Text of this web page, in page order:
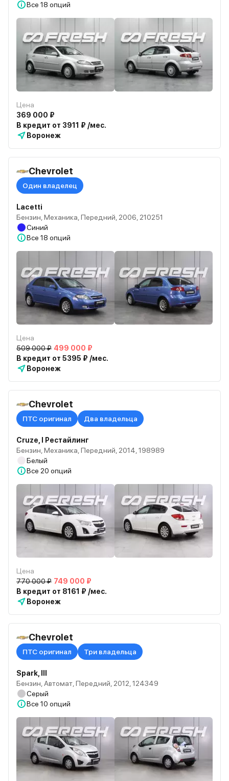
Все 18 опций
Цена
369 000 ₽
В кредит от 3911 ₽ /мес.
Воронеж
Chevrolet
Один владелец
Lacetti
Бензин, Механика, Передний, 2006, 210251
Синий
Все 18 опций
Цена
509 000 ₽ 499 000 ₽
В кредит от 5395 ₽ /мес.
Воронеж
Chevrolet
ПТС оригинал Два владельца
Cruze, I Рестайлинг
Бензин, Механика, Передний, 2014, 198989
Белый
Все 20 опций
Цена
770 000 ₽ 749 000 ₽
В кредит от 8161 ₽ /мес.
Воронеж
Chevrolet
ПТС оригинал Три владельца
Spark, III
Бензин, Автомат, Передний, 2012, 124349
Серый
Все 10 опций